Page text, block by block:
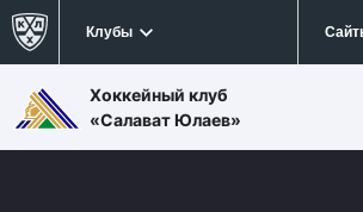
Клубы
Хоккейный клуб
«Салават Юлаев»